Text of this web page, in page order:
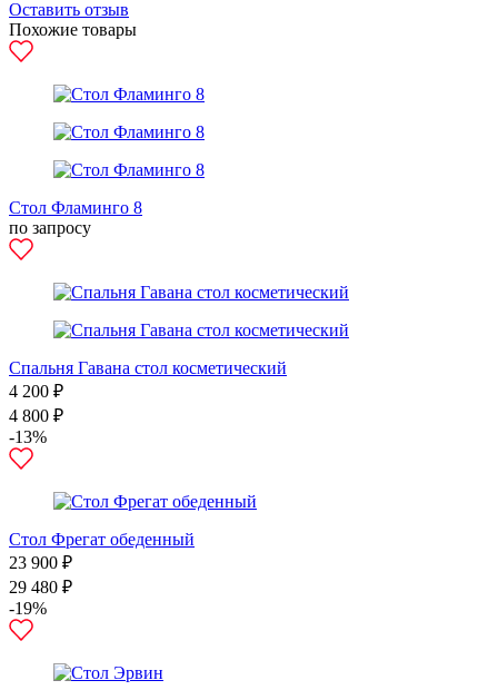
Оставить отзыв
Похожие товары
Стол Фламинго 8
по запросу
Спальня Гавана стол косметический
4 200 ₽
4 800 ₽
-13%
Стол Фрегат обеденный
23 900 ₽
29 480 ₽
-19%